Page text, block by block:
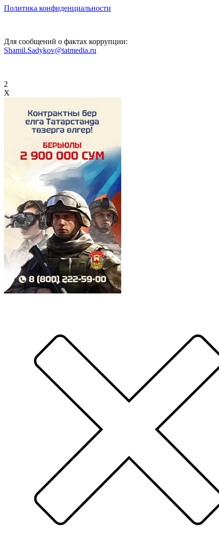
Политика конфиденциальности
Для сообщений о фактах коррупции:
Shamil.Sadykov@tatmedia.ru
2
X